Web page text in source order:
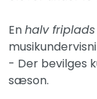
Enhalv friplads
- Der bevilges
sæson.